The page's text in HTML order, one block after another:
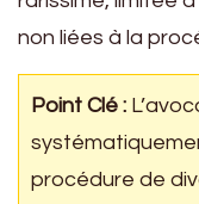
non liées à la
Point Clé :
procédure de